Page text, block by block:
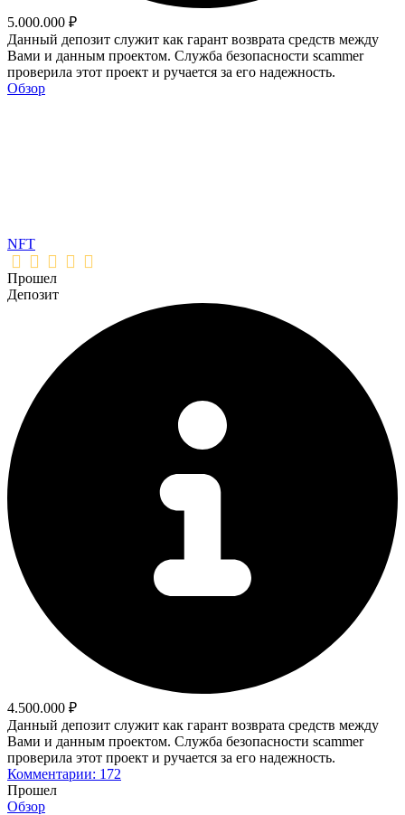
5.000.000 ₽
Данный депозит служит как гарант возврата средств между
Вами и данным проектом. Служба безопасности scammer
проверила этот проект и ручается за его надежность.
Обзор
NFT
Прошел
Депозит
4.500.000 ₽
Данный депозит служит как гарант возврата средств между
Вами и данным проектом. Служба безопасности scammer
проверила этот проект и ручается за его надежность.
Комментарии: 172
Прошел
Обзор